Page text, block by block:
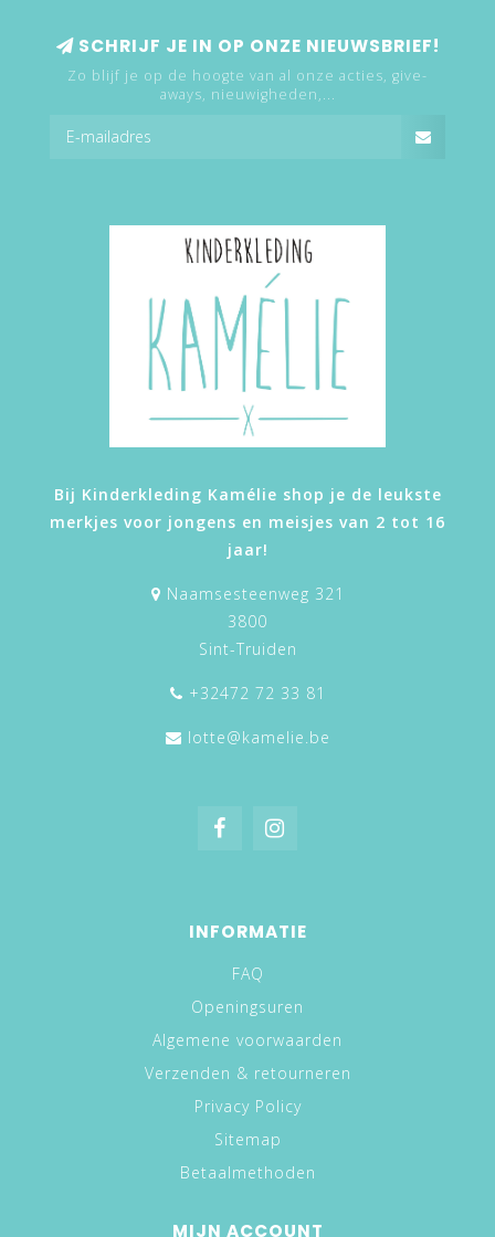
SCHRIJF JE IN OP ONZE NIEUWSBRIEF!
Zo blijf je op de hoogte van al onze acties, give-
aways, nieuwigheden,...
Bij Kinderkleding Kamélie shop je de leukste
merkjes voor jongens en meisjes van 2 tot 16
jaar!
Naamsesteenweg 321
3800
Sint-Truiden
+32472 72 33 81
lotte@kamelie.be
INFORMATIE
FAQ
Openingsuren
Algemene voorwaarden
Verzenden & retourneren
Privacy Policy
Sitemap
Betaalmethoden
MIJN ACCOUNT